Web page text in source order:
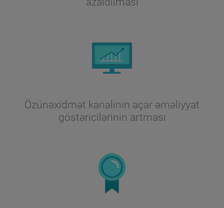
Özünəxidmət kanalının açar əməliyyat
göstəricilərinin artması